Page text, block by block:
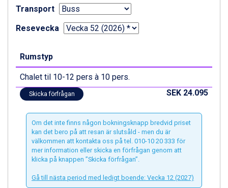
Canazei från 7.195 kr.
Livigno från 5.595 kr.
Ponte di Legno från 7.395 kr.
Sauze dOulx från 6.145 kr.
Bad Gastein från 6.295 kr.
Arabba från 11.045 kr.
La Thuile från 7.045 kr.
Cervinia från 8.245 kr.
Bad Hofgastein från 8.595 kr.
Saalbach från 9.445 kr.
Sölden från 12.995 kr.
Passo Tonale från 5.895 kr.
Champoluc från 5.945 kr.
Sestriere från 6.945 kr.
Fieberbrunn från 9.645 kr.
Transport
Resevecka
Rumstyp
Chalet til 10-12 pers à 10 pers.
Skicka förfrågan SEK 24.095
Om det inte finns någon bokningsknapp bredvid priset
kan det bero på att resan är slutsåld - men du är
välkommen att kontakta oss på tel. 010-10 20 333 för
mer information eller skicka en förfrågan genom att
klicka på knappen ”Skicka förfrågan”.
Gå till nästa period med ledigt boende: Vecka 12 (2027)